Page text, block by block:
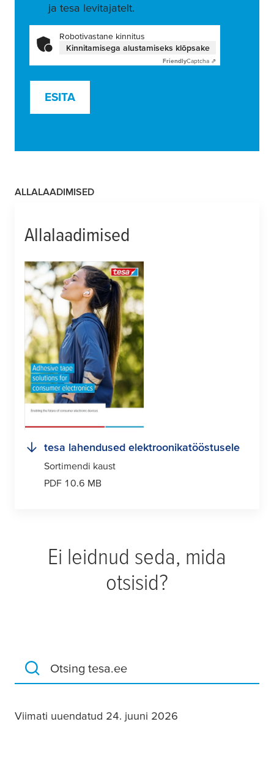
ja tesa levitajatelt.
Robotivastane kinnitus
Kinnitamisega alustamiseks klõpsake
FriendlyCaptcha ⇗
ESITA
ALLALAADIMISED
Allalaadimised
tesa lahendused elektroonikatööstusele
Sortimendi kaust
PDF 10.6 MB
Ei leidnud seda, mida
otsisid?
Otsing tesa.ee
Viimati uuendatud 24. juuni 2026